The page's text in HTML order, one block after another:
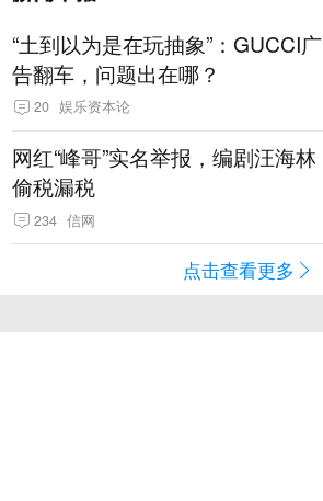
“土到以为是在玩抽象”：GUCCI广
告翻车，问题出在哪？
20 娱乐资本论
网红“峰哥”实名举报，编剧汪海林
偷税漏税
234 信网
点击查看更多